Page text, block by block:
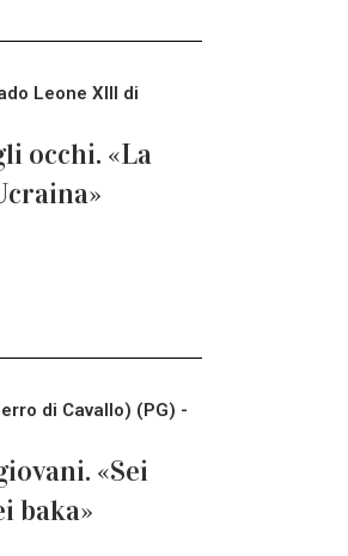
Leone XIII di
occhi. «La
di Cavallo) (PG) -
«Sei
baka»